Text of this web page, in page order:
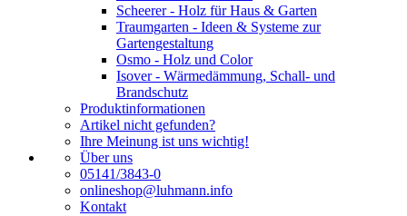
Scheerer - Holz für Haus & Garten
Traumgarten - Ideen & Systeme zur
Gartengestaltung
Osmo - Holz und Color
Isover - Wärmedämmung, Schall- und
Brandschutz
Produktinformationen
Artikel nicht gefunden?
Ihre Meinung ist uns wichtig!
Über uns
05141/3843-0
onlineshop@luhmann.info
Kontakt